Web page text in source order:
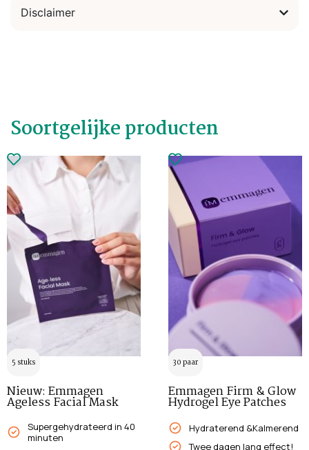
Disclaimer
Soortgelijke producten
5 stuks
Nieuw: Emmagen
Ageless Facial Mask
Supergehydrateerd in 40
minuten
30 paar
Emmagen Firm & Glow
Hydrogel Eye Patches
Hydraterend &Kalmerend
Twee dagen lang effect!